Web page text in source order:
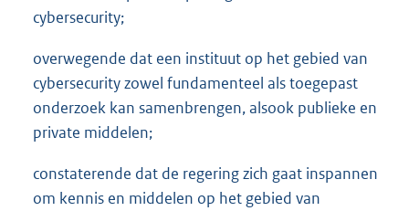
cybersecurity;
overwegende dat een instituut op het gebied van
cybersecurity zowel fundamenteel als toegepast
onderzoek kan samenbrengen, alsook publieke en
private middelen;
constaterende dat de regering zich gaat inspannen
om kennis en middelen op het gebied van